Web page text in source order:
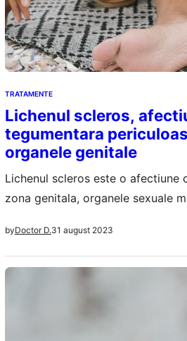
TRATAMENTE
Lichenul scleros,
tegumentara
organele genitale
Lichenul scleros este o afectiune
zona genitala, organele sexuale
astfel de boala vor avea pielea
iritata, dar si mancarimi locale.
frecvent la nivelul organelor
byDoctor D.31 august 2023